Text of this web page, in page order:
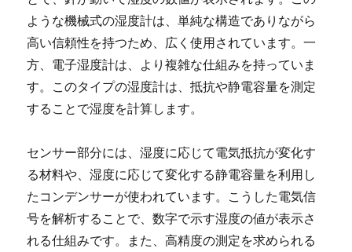
ような機械式の湿度計は、単純な構造でありながら
高い信頼性を持つため、広く使用されています。一
方、電子湿度計は、より複雑な仕組みを持っていま
す。このタイプの湿度計は、抵抗や静電容量を測定
することで湿度を計算します。
センサー部分には、湿度に応じて電気抵抗が変化す
る材料や、湿度に応じて変化する静電容量を利用し
たコンデンサーが使われています。こうした電気信
号を解析することで、数字で示す湿度の値が表示さ
れる仕組みです。また、高精度の測定を求められる